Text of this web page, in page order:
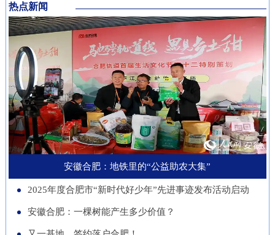
面的扎实成效。近年来，邮储银
行安徽省分行始终将清廉金融文
化建设摆在重要位置，通过常态
化教育、制度完善与持续宣传，
推动廉洁理念内化于心、外化于
行。在开展正面宣传教育的同
时，该行也注重警示教育，特别
是面向党员领导干部开展“以案
示警、以案为戒、以案促改”专
题教育，着力构建“不敢腐、不
能腐、不想腐”的长效机制，引
的科技企业带来多件实物展品在
中国馆展出，此外，淮南、池州
等地市的老字号、非遗项目也展
示安徽丰富的文化底蕴。进博八
年，安徽从一个“采购者”，努力
成为“战略合作者”，合作模式也
从单纯的“买产品”向“引技术、
促升级”深化。今年安徽交易团
负责组织新兴产业相关单位参会
招商。这一切都服务于一个更精
准的目标：通过进博会，赋能安
徽正在全力发展的重点产业，努
色变革，在守护江淮生态屏障的
同时，蹚出了一条生态效益、经
济效益、社会效益共赢的新路
径。作为全国林业大省，安徽现
有国有林场100个，经营总面积
超400万亩。近年来，安徽深入
贯彻落实习近平生态文明思想，
以国有林场改革为契机，通过创
新经营模式、拓展产业维度、深
化联农机制，让昔日“只守青山
经济“前沿阵地”。合肥大学“智
慧交通”团队正在基础理论、关
键核心技术、人才队伍、产业发
展等方面全面发力，着力支撑合
肥打造综合交通枢纽科技力量。
近年来，合肥大学智能建造与交
通学院积极布局低空交通发展新
赛道，打造安徽省智慧交通大数
据分析与应用工程实验室等学科
交叉创新平台，联合头部企业开
展低空物流、城市应急等多应用
场景技术攻关。2025年，团
队“基于无人机空天信息的高速
热点新闻
安徽合肥：地铁里的“公益助农大集”
2025年度合肥市“新时代好少年”先进事迹发布活动启动
安徽合肥：一棵树能产生多少价值？